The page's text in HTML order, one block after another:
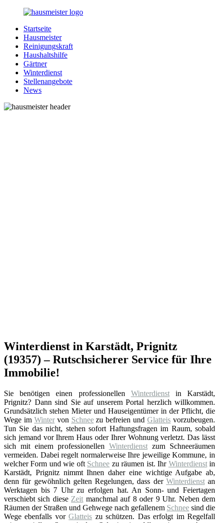
Zurück
Inhalt
Hausmeister.de
Alles
rund
Ihren
Haushalt
Startseite
Hausmeister
Reinigungskraft
Haushaltshilfe
Gärtner
Winterdienst
Stellenangebote
News
Winterdienst in Karstädt, Prignitz
(19357) – Rutschsicherer Service für Ihre
Immobilie!
Sie benötigen einen professionellen Winterdienstin Karstädt,
Prignitz? Dann sind Sie auf unserem Portal herzlich willkommen.
Grundsätzlich stehen Mieter und Hauseigentümer in der Pflicht, die
Wege im Wintervon Schneezu befreien undGlatteis vorzubeugen.
Tun Sie das nicht, stehen sofort Haftungsfragen im Raum, sobald
sich jemand vor Ihrem Haus oder Ihrer Wohnung verletzt. Das lässt
sich mit einem professionellen Winterdienstzum Schneeräumen
vermeiden. Dabei regelt normalerweise Ihre jeweilige Kommune, in
welcher Form und wie oft Schnee zu räumen ist. Ihr Winterdienstin
Karstädt, Prignitz nimmt Ihnen daher eine wichtige Aufgabe ab,
denn für gewöhnlich gelten Regelungen, dass der Winterdienstan
Werktagen bis 7 Uhr zu erfolgen hat. An Sonn- und Feiertagen
verschiebt sich diese Zeit manchmal auf 8 oder 9 Uhr. Neben dem
Räumen der Straßen und Gehwege nach gefallenem Schnee sind die
Wege ebenfalls vorGlatteis zu schützen. Das erfolgt im Regelfall